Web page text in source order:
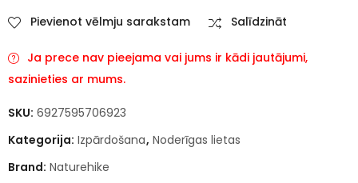
Pievienot vēlmju sarakstam Salīdzināt
Ja prece nav pieejama vai jums ir kādi jautājumi,
sazinieties ar mums.
SKU: 6927595706923
Kategorija: Izpārdošana, Noderīgas lietas
Brand: Naturehike